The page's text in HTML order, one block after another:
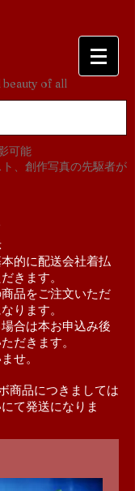
of all
可能
、創作写真の先駆者が
的に配送会社着払
きます。
品をご注文いただ
ります。
合は本お申込み後
だきます。
せ。
商品につきましては
て発送になりま